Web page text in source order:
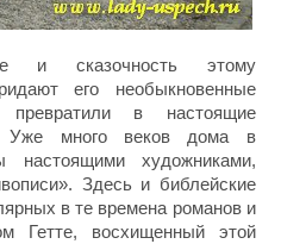
и сказочность этому
его необыкновенные
в настоящие
Уже много веков дома в
настоящими художниками,
Здесь и библейские
в те времена романов и
Гетте, восхищенный этой